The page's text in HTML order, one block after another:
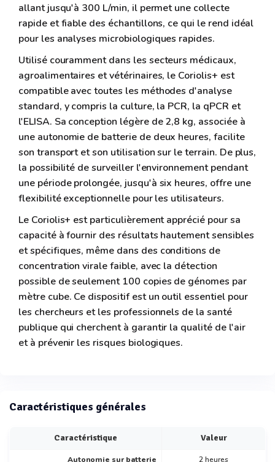
allant jusqu'à 300 L/min, il permet une collecte
rapide et fiable des échantillons, ce qui le rend idéal
pour les analyses microbiologiques rapides.
Utilisé couramment dans les secteurs médicaux,
agroalimentaires et vétérinaires, le Coriolis+ est
compatible avec toutes les méthodes d'analyse
standard, y compris la culture, la PCR, la qPCR et
l'ELISA. Sa conception légère de 2,8 kg, associée à
une autonomie de batterie de deux heures, facilite
son transport et son utilisation sur le terrain. De plus,
la possibilité de surveiller l'environnement pendant
une période prolongée, jusqu'à six heures, offre une
flexibilité exceptionnelle pour les utilisateurs.
Le Coriolis+ est particulièrement apprécié pour sa
capacité à fournir des résultats hautement sensibles
et spécifiques, même dans des conditions de
concentration virale faible, avec la détection
possible de seulement 100 copies de génomes par
mètre cube. Ce dispositif est un outil essentiel pour
les chercheurs et les professionnels de la santé
publique qui cherchent à garantir la qualité de l'air
et à prévenir les risques biologiques.
Caractéristiques générales
Caractéristique Valeur
Autonomie sur batterie 2 heures